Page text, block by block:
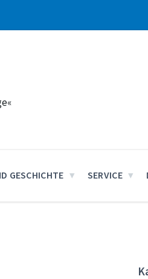
GESCHICHTE SERVICE